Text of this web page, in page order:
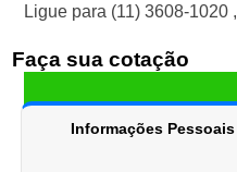
Ligue para (11) 3608-1020 ,
Faça sua cotação
Informações Pessoais